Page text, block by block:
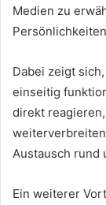
Medien zu
Dabei zeigt
einseitig
direkt
Austausch rund
Ein weiterer